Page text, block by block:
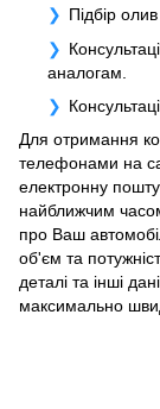
Підбір
аналогам.
Для отримання
телефонами на
електронну
найближчим
про Ваш
об'єм та
деталі та інші
максимально